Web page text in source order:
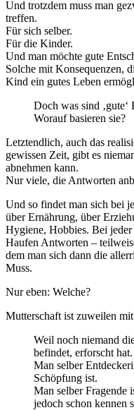
Und trotzdem muss man
treffen.
Für sich selber.
Für die Kinder.
Und man möchte gute
Solche mit Konsequenzen,
Kind ein gutes Leben
Doch was sind ‚gute‘
Worauf basieren sie?
Letztendlich, auch das
gewissen Zeit, gibt es
abnehmen kann.
Nur viele, die Antworten
Und so findet man sich bei
über Ernährung, über
Hygiene, Hobbies. Bei
Haufen Antworten –
dem man sich dann die
Muss.
Nur eben: Welche?
Mutterschaft ist zuweilen
Weil noch niemand
befindet, erforscht hat.
Man selber
Schöpfung ist.
Man selber Fragende
jedoch schon kennen